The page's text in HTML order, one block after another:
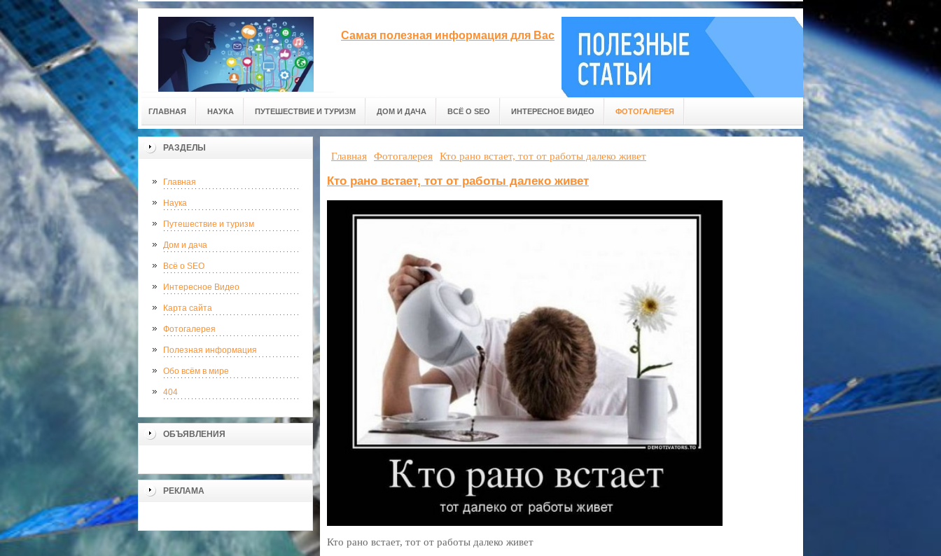
Самая полезная информация для Вас
ГЛАВНАЯ НАУКА ПУТЕШЕСТВИЕ И ТУРИЗМ ДОМ И ДАЧА ВСЁ О SEO ИНТЕРЕСНОЕ ВИДЕО ФОТОГАЛЕРЕЯ
РАЗДЕЛЫ
Главная
Наука
Путешествие и туризм
Дом и дача
Всё о SEO
Интересное Видео
Карта сайта
Фотогалерея
Полезная информация
Обо всём в мире
404
ОБЪЯВЛЕНИЯ
РЕКЛАМА
Главная Фотогалерея Кто рано встает, тот от работы далеко живет
Кто рано встает, тот от работы далеко живет
Кто рано встает, тот от работы далеко живет